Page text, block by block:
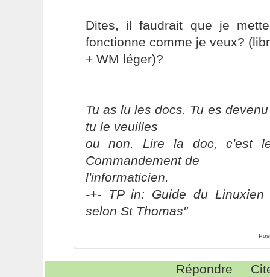
Dites, il faudrait que je
fonctionne comme je veux?
+ WM léger)?
Tu as lu les docs. Tu es
tu le veuilles
ou non. Lire la doc, c'est
Commandement de
l'informaticien.
-+- TP in: Guide du Linuxien
selon St Thomas"
Répondre